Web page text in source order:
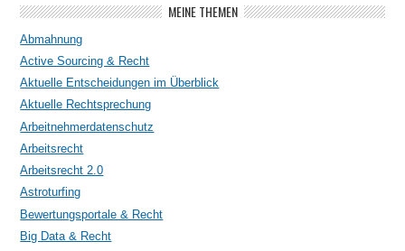
MEINE THEMEN
Abmahnung
Active Sourcing & Recht
Aktuelle Entscheidungen im Überblick
Aktuelle Rechtsprechung
Arbeitnehmerdatenschutz
Arbeitsrecht
Arbeitsrecht 2.0
Astroturfing
Bewertungsportale & Recht
Big Data & Recht